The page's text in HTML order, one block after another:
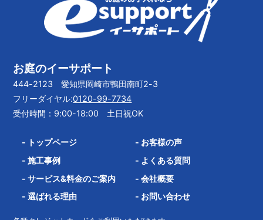
お庭のイーサポート
444-2123 愛知県岡崎市鴨田南町2-3
フリーダイヤル:0120-99-7734
受付時間：9:00-18:00 土日祝OK
- トップページ
- 施工事例
- サービス&料金のご案内
- 選ばれる理由
- お客様の声
- よくある質問
-会社概要
- お問い合わせ